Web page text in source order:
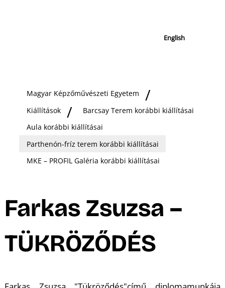
English
Magyar Képzőművészeti Egyetem
Kiállítások
Barcsay Terem korábbi kiállításai
Aula korábbi kiállításai
Parthenón-fríz terem korábbi kiállításai
MKE – PROFIL Galéria korábbi kiállításai
Farkas Zsuzsa –
TÜKRÖZŐDÉS